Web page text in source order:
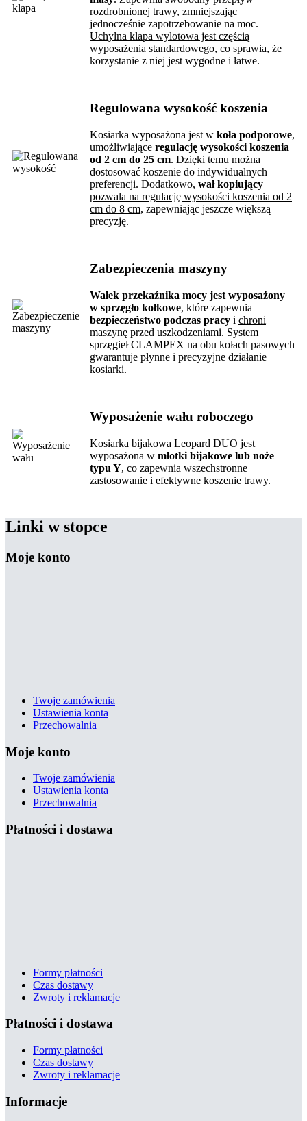
rozdrobnionej trawy, zmniejszając
jednocześnie zapotrzebowanie na moc.
Uchylna klapa wylotowa jest częścią
wyposażenia standardowego, co sprawia, że
korzystanie z niej jest wygodne i łatwe.
Regulowana wysokość koszenia
Kosiarka wyposażona jest w koła podporowe,
umożliwiające regulację wysokości koszenia
od 2 cm do 25 cm. Dzięki temu można
dostosować koszenie do indywidualnych
preferencji. Dodatkowo, wał kopiujący
pozwala na regulację wysokości koszenia od 2
cm do 8 cm, zapewniając jeszcze większą
precyzję.
Zabezpieczenia maszyny
Wałek przekaźnika mocy jest wyposażony
w sprzęgło kołkowe, które zapewnia
bezpieczeństwo podczas pracy i chroni
maszynę przed uszkodzeniami. System
sprzęgieł CLAMPEX na obu kołach pasowych
gwarantuje płynne i precyzyjne działanie
kosiarki.
Wyposażenie wału roboczego
Kosiarka bijakowa Leopard DUO jest
wyposażona w młotki bijakowe lub noże
typu Y, co zapewnia wszechstronne
zastosowanie i efektywne koszenie trawy.
Linki w stopce
Moje konto
Twoje zamówienia
Ustawienia konta
Przechowalnia
Moje konto
Twoje zamówienia
Ustawienia konta
Przechowalnia
Płatności i dostawa
Formy płatności
Czas dostawy
Zwroty i reklamacje
Płatności i dostawa
Formy płatności
Czas dostawy
Zwroty i reklamacje
Informacje